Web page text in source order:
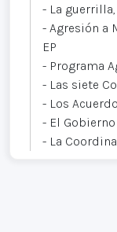
- La
- Agresión a
EP
- Programa
- Las siete
- Los
- El
- La